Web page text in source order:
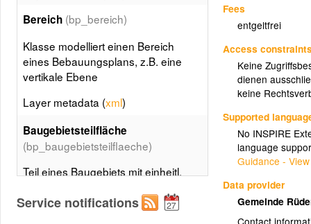
Fees
entgeltfrei
Access
Keine
dienen
keine
Supported
No INSPIRE
language
Guidance -
Data provider
Gemeinde
Bereich (bp_bereich)
Klasse modelliert einen Bereich
eines Bebauungsplans, z.B. eine
vertikale Ebene
Layer metadata (xml)
Baugebietsteilfläche
(bp_baugebietsteilflaeche)
Teil eines Baugebiets mit einheitl.
Layer metadata (xml)
Service notifications